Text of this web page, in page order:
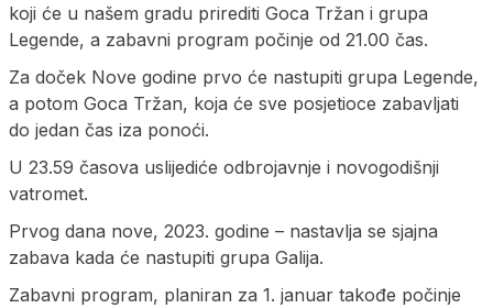
koji će u našem gradu prirediti Goca Tržan i grupa
Legende, a zabavni program počinje od 21.00 čas.
Za doček Nove godine prvo će nastupiti grupa Legende,
a potom Goca Tržan, koja će sve posjetioce zabavljati
do jedan čas iza ponoći.
U 23.59 časova uslijediće odbrojavnje i novogodišnji
vatromet.
Prvog dana nove, 2023. godine – nastavlja se sjajna
zabava kada će nastupiti grupa Galija.
Zabavni program, planiran za 1. januar takođe počinje